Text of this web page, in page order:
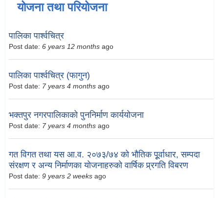
योजना तथा परियोजना
पालिका पार्श्वचित्र
Post date: 6 years 12 months ago
पालिका पार्श्वचित्र (फागुन)
Post date: 7 years 4 months ago
भक्तपुर नगरपालिकाको पुननिर्माण कार्ययोजना
Post date: 7 years 4 months ago
गत विगत तथा यस आ.व. २०७३/७४ को भौतिक पूूर्वाधार, सम्पदा
संरक्षण र अन्य निर्माणका योजनाहरुको वार्षिक प्र्रगति विबरण
Post date: 9 years 2 weeks ago